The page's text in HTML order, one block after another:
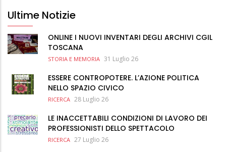
Ultime Notizie
ONLINE I NUOVI INVENTARI DEGLI ARCHIVI CGIL
TOSCANA
STORIA E MEMORIA 31 Luglio 26
ESSERE CONTROPOTERE. L’AZIONE POLITICA
NELLO SPAZIO CIVICO
RICERCA 28 Luglio 26
LE INACCETTABILI CONDIZIONI DI LAVORO DEI
PROFESSIONISTI DELLO SPETTACOLO
RICERCA 27 Luglio 26